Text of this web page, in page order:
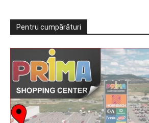
Pentru cumpărături